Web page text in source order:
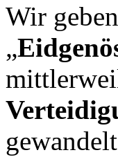
Wir
„